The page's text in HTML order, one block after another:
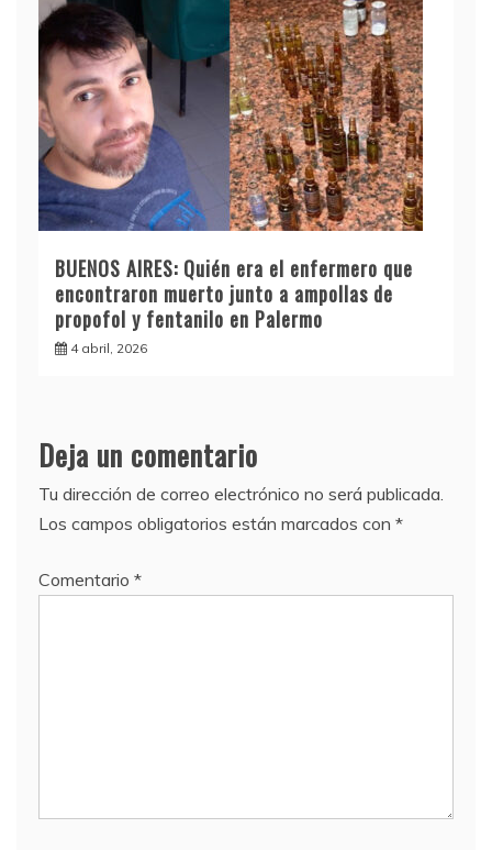
BUENOS AIRES: Quién era el enfermero que
encontraron muerto junto a ampollas de
propofol y fentanilo en Palermo
4 abril, 2026
Deja un comentario
Tu dirección de correo electrónico no será publicada.
Los campos obligatorios están marcados con *
Comentario *